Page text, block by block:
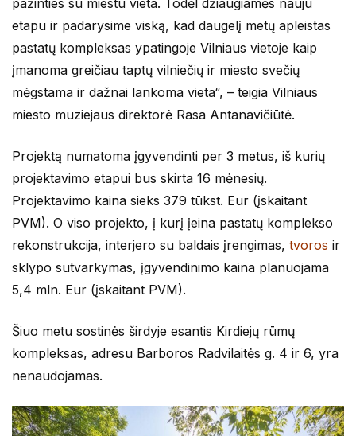
etapu ir padarysime viską, kad daugelį metų apleistas
pastatų kompleksas ypatingoje Vilniaus vietoje kaip
įmanoma greičiau taptų vilniečių ir miesto svečių
mėgstama ir dažnai lankoma vieta“, – teigia Vilniaus
miesto muziejaus direktorė Rasa Antanavičiūtė.
Projektą numatoma įgyvendinti per 3 metus, iš kurių
projektavimo etapui bus skirta 16 mėnesių.
Projektavimo kaina sieks 379 tūkst. Eur (įskaitant
PVM). O viso projekto, į kurį įeina pastatų komplekso
rekonstrukcija, interjero su baldais įrengimas, tvoros ir
sklypo sutvarkymas, įgyvendinimo kaina planuojama
5,4 mln. Eur (įskaitant PVM).
Šiuo metu sostinės širdyje esantis Kirdiejų rūmų
kompleksas, adresu Barboros Radvilaitės g. 4 ir 6, yra
nenaudojamas.